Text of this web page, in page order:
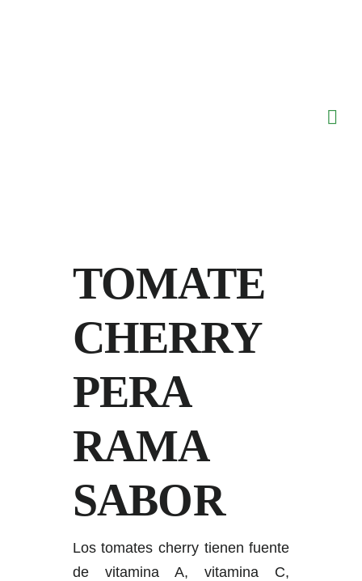
TOMATE
CHERRY
PERA
RAMA
SABOR
Los tomates cherry tienen fuente
de vitamina A, vitamina C,